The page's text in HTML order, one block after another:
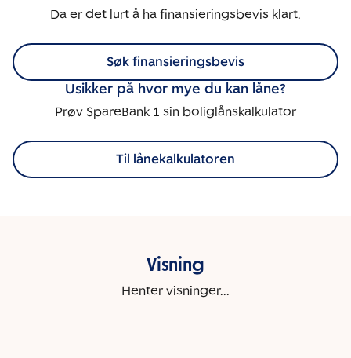
Da er det lurt å ha finansieringsbevis klart.
Søk finansieringsbevis
Usikker på hvor mye du kan låne?
Prøv SpareBank 1 sin boliglånskalkulator
Til lånekalkulatoren
Visning
Henter visninger...